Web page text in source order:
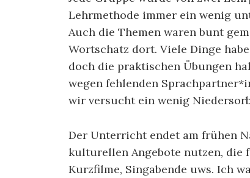
Lehrmethode immer ein wenig
Auch die Themen waren bunt
Wortschatz dort. Viele Dinge
doch die praktischen Übungen
wegen fehlenden
wir versucht ein wenig
Der Unterricht endet am frühen
kulturellen Angebote nutzen, die
Kurzfilme, Singabende uws. Ich